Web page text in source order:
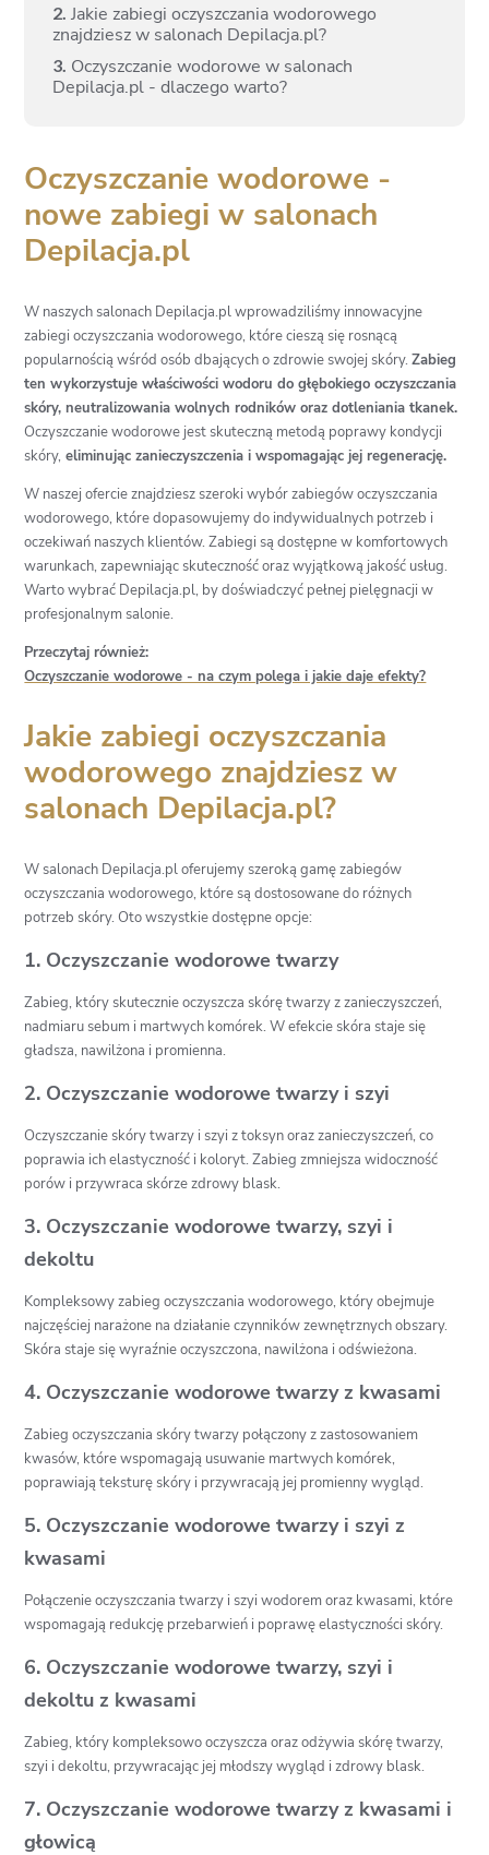
2. Jakie zabiegi oczyszczania wodorowego
znajdziesz w salonach Depilacja.pl?
3. Oczyszczanie wodorowe w salonach
Depilacja.pl - dlaczego warto?
Oczyszczanie wodorowe -
nowe zabiegi w salonach
Depilacja.pl
W naszych salonach Depilacja.pl wprowadziliśmy innowacyjne
zabiegi oczyszczania wodorowego, które cieszą się rosnącą
popularnością wśród osób dbających o zdrowie swojej skóry.Zabieg
ten wykorzystuje właściwości wodoru do głębokiego oczyszczania
skóry, neutralizowania wolnych rodników oraz dotleniania tkanek.
Oczyszczanie wodorowe jest skuteczną metodą poprawy kondycji
skóry, eliminując zanieczyszczenia i wspomagając jej regenerację.
W naszej ofercie znajdziesz szeroki wybór zabiegów oczyszczania
wodorowego, które dopasowujemy do indywidualnych potrzeb i
oczekiwań naszych klientów. Zabiegi są dostępne w komfortowych
warunkach, zapewniając skuteczność oraz wyjątkową jakość usług.
Warto wybrać Depilacja.pl, by doświadczyć pełnej pielęgnacji w
profesjonalnym salonie.
Przeczytaj również:
Oczyszczanie wodorowe - na czym polega i jakie daje efekty?
Jakie zabiegi oczyszczania
wodorowego znajdziesz w
salonach Depilacja.pl?
W salonach Depilacja.pl oferujemy szeroką gamę zabiegów
oczyszczania wodorowego, które są dostosowane do różnych
potrzeb skóry. Oto wszystkie dostępne opcje:
1. Oczyszczanie wodorowe twarzy
Zabieg, który skutecznie oczyszcza skórę twarzy z zanieczyszczeń,
nadmiaru sebum i martwych komórek. W efekcie skóra staje się
gładsza, nawilżona i promienna.
2. Oczyszczanie wodorowe twarzy i szyi
Oczyszczanie skóry twarzy i szyi z toksyn oraz zanieczyszczeń, co
poprawia ich elastyczność i koloryt. Zabieg zmniejsza widoczność
porów i przywraca skórze zdrowy blask.
3. Oczyszczanie wodorowe twarzy, szyi i
dekoltu
Kompleksowy zabieg oczyszczania wodorowego, który obejmuje
najczęściej narażone na działanie czynników zewnętrznych obszary.
Skóra staje się wyraźnie oczyszczona, nawilżona i odświeżona.
4. Oczyszczanie wodorowe twarzy z kwasami
Zabieg oczyszczania skóry twarzy połączony z zastosowaniem
kwasów, które wspomagają usuwanie martwych komórek,
poprawiają teksturę skóry i przywracają jej promienny wygląd.
5. Oczyszczanie wodorowe twarzy i szyi z
kwasami
Połączenie oczyszczania twarzy i szyi wodorem oraz kwasami, które
wspomagają redukcję przebarwień i poprawę elastyczności skóry.
6. Oczyszczanie wodorowe twarzy, szyi i
dekoltu z kwasami
Zabieg, który kompleksowo oczyszcza oraz odżywia skórę twarzy,
szyi i dekoltu, przywracając jej młodszy wygląd i zdrowy blask.
7. Oczyszczanie wodorowe twarzy z kwasami i
głowicą